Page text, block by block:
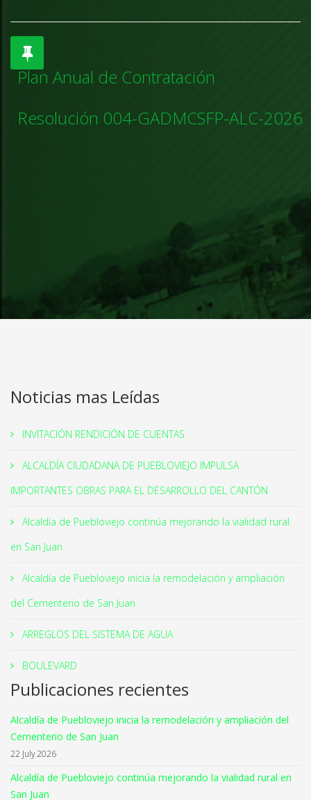
Plan Anual de Contratación
Resolución 004-GADMCSFP-ALC-2026
Noticias mas Leídas
INVITACIÓN RENDICIÓN DE CUENTAS
ALCALDÍA CIUDADANA DE PUEBLOVIEJO IMPULSA
IMPORTANTES OBRAS PARA EL DESARROLLO DEL CANTÓN
Alcaldía de Puebloviejo continúa mejorando la vialidad rural
en San Juan
Alcaldía de Puebloviejo inicia la remodelación y ampliación
del Cementerio de San Juan
ARREGLOS DEL SISTEMA DE AGUA
BOULEVARD
Publicaciones recientes
Alcaldía de Puebloviejo inicia la remodelación y ampliación del
Cementerio de San Juan
22 July 2026
Alcaldía de Puebloviejo continúa mejorando la vialidad rural en
San Juan